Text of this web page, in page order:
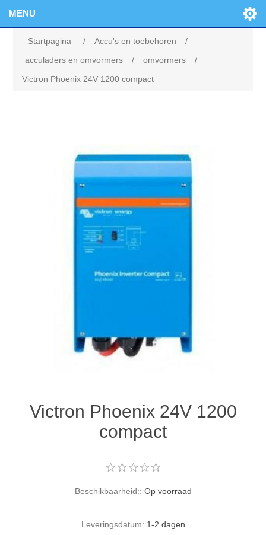
MENU
Startpagina / Accu's en toebehoren
/
acculaders en omvormers
/ omvormers
/
Victron Phoenix 24V 1200 compact
Victron Phoenix 24V 1200
compact
Beschikbaarheid:: Op voorraad
Leveringsdatum: 1-2 dagen